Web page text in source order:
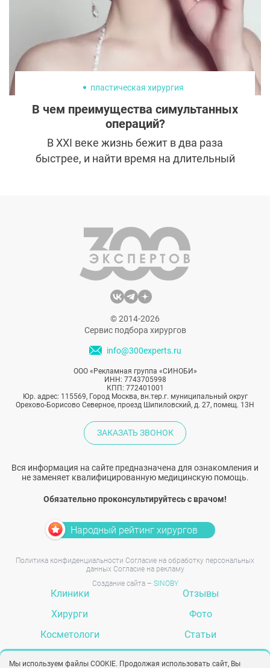
Березовой и как она выглядела до нее?
пластическая хирургия
В чем преимущества симультанных
операций?
В XXI веке жизнь бежит в два раза
быстрее, и найти время на длительный
проблемы таких спешащих пациентов
решаются комплексно.
© 2014-2026
Сервис подбора хирургов
info@300experts.ru
ООО «Рекламная группа «СИНОБИ»
ИНН: 7743705998
КПП: 772401001
Юр. адрес: 115569, Город Москва, вн.тер.г. муниципальный округ
Орехово-Борисово Северное, проезд Шипиловский, д. 27, помещ. 13Н
ЗАКАЗАТЬ ЗВОНОК
Вся информация на сайте предназначена для ознакомления и
не заменяет квалифицированную медицинскую помощь.
Обязательно проконсультируйтесь с врачом!
Народный рейтинг хирургов
Политика конфиденциальности Согласие на обработку персональных
данных Согласие на рекламу
Создание сайта – SINOBY
Клиники
Хирурги
Косметологи
Отзывы
Фото
Статьи
Мы используем файлы COOKIE. Продолжая использовать сайт, Вы